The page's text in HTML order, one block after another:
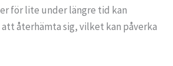
för lite under längre tid kan
återhämta sig, vilket kan påverka